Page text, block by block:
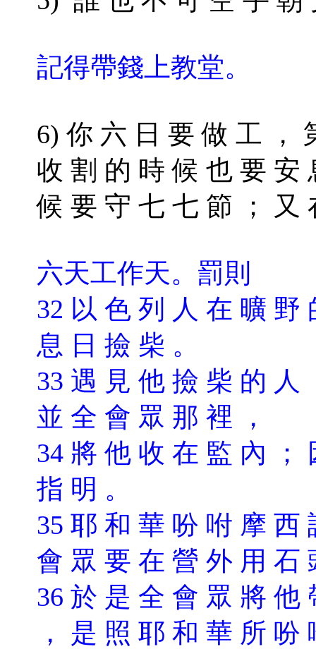
記得帶錢上教堂。
6) 你 六 日 要 做 工 ，
收 割 的 時 候 也 要 安
候 要 守 七 七 節 ；
六天工作天。罰則
32 以 色 列 人 在 曠 野
息 日 撿 柴 。
33 遇 見 他 撿 柴 的 人
並 全 會 眾 那 裡 ，
34 將 他 收 在 監 內 ；
指 明 。
35 耶 和 華 吩 咐 摩 西
會 眾 要 在 營 外 用
36 於 是 全 會 眾 將 他
， 是 照 耶 和 華 所 吩